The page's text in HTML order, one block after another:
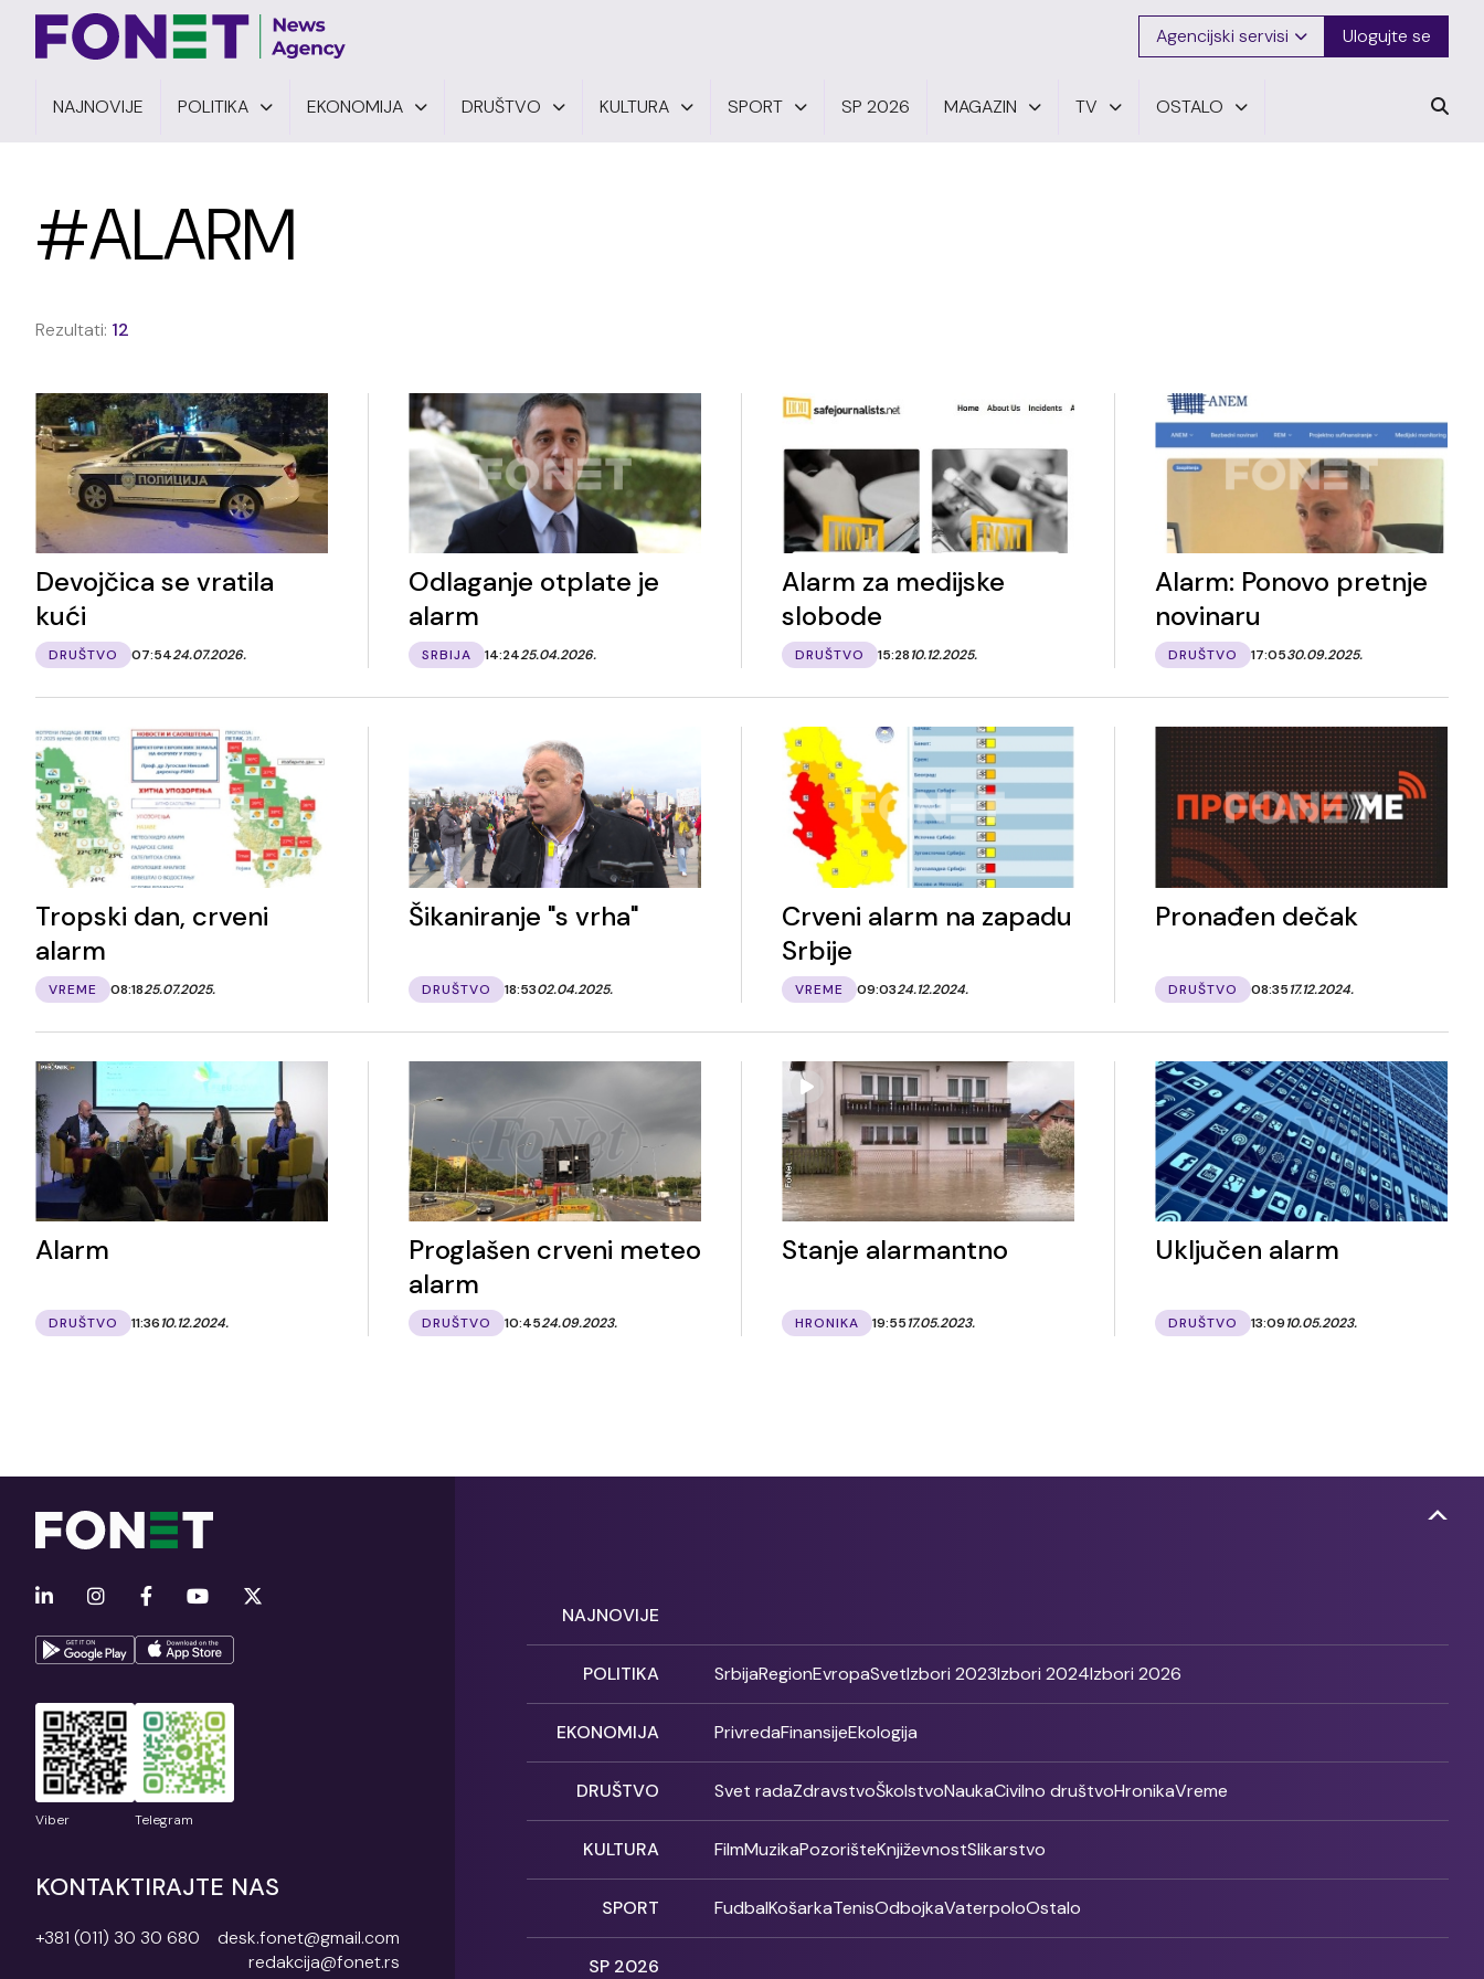
Agencijski servisi Ulogujte se
NAJNOVIJE POLITIKA EKONOMIJA DRUŠTVO KULTURA SPORT SP 2026 MAGAZIN TV OSTALO
#ALARM
Rezultati: 12
Devojčica se vratila
kući
DRUŠTVO 07:5424.07.2026.
Odlaganje otplate je
alarm
SRBIJA 14:2425.04.2026.
Alarm za medijske
slobode
DRUŠTVO 15:2810.12.2025.
Alarm: Ponovo pretnje
novinaru
DRUŠTVO 17:0530.09.2025.
Tropski dan, crveni
alarm
VREME 08:1825.07.2025.
Šikaniranje "s vrha"
DRUŠTVO 18:5302.04.2025.
Crveni alarm na zapadu
Srbije
VREME 09:0324.12.2024.
Pronađen dečak
DRUŠTVO 08:3517.12.2024.
Alarm
DRUŠTVO 11:3610.12.2024.
Proglašen crveni meteo
alarm
DRUŠTVO 10:4524.09.2023.
Stanje alarmantno
HRONIKA 19:5517.05.2023.
Uključen alarm
DRUŠTVO 13:0910.05.2023.
Viber Telegram
KONTAKTIRAJTE NAS
+381 (011) 30 30 680
desk.fonet@gmail.com
redakcija@fonet.rs
NAJNOVIJE
POLITIKA SrbijaRegionEvropaSvetIzbori 2023Izbori 2024Izbori 2026
EKONOMIJA PrivredaFinansijeEkologija
DRUŠTVO Svet radaZdravstvoŠkolstvoNaukaCivilno društvoHronikaVreme
KULTURA FilmMuzikaPozorišteKnjiževnostSlikarstvo
SPORT FudbalKošarkaTenisOdbojkaVaterpoloOstalo
SP 2026